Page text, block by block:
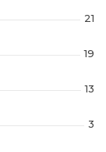
21
19
13
3